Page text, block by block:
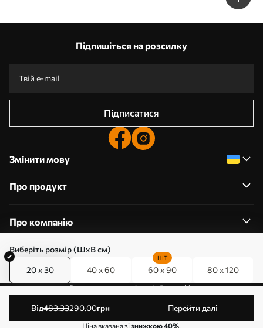
Виберіть розмір (ШхВ см)
20 x 30 40 x 60 60 x 90
HIT
80 x 120
від483.33290.00грн Перейти далі
Ціна вказана зізнижкою 40%.
Підпишіться на розсилку
Підписатися
Змінити мову
Про продукт
Про компанію
0800357223
Редагування дозволів на файли cookie
© 2011-2026 Art-holst. Усі права захищені. Власник:
ТОВ “КЛЄВЄР”. Код ЄДРПОУ: 31780602.